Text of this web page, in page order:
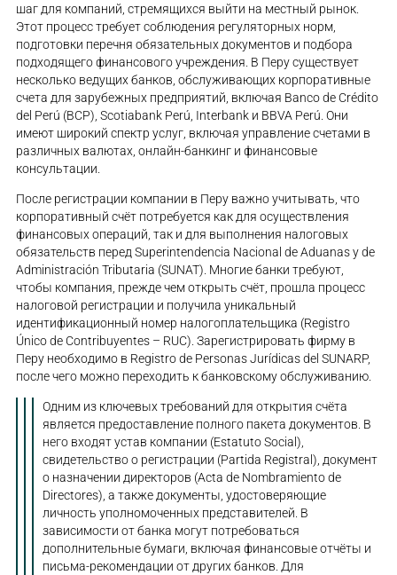
шаг для компаний, стремящихся выйти на местный рынок.
Этот процесс требует соблюдения регуляторных норм,
подготовки перечня обязательных документов и подбора
подходящего финансового учреждения. В Перу существует
несколько ведущих банков, обслуживающих корпоративные
счета для зарубежных предприятий, включая Banco de Crédito
del Perú (BCP), Scotiabank Perú, Interbank и BBVA Perú. Они
имеют широкий спектр услуг, включая управление счетами в
различных валютах, онлайн-банкинг и финансовые
консультации.
После регистрации компании в Перу важно учитывать, что
корпоративный счёт потребуется как для осуществления
финансовых операций, так и для выполнения налоговых
обязательств перед Superintendencia Nacional de Aduanas y de
Administración Tributaria (SUNAT). Многие банки требуют,
чтобы компания, прежде чем открыть счёт, прошла процесс
налоговой регистрации и получила уникальный
идентификационный номер налогоплательщика (Registro
Único de Contribuyentes – RUC). Зарегистрировать фирму в
Перу необходимо в Registro de Personas Jurídicas del SUNARP,
после чего можно переходить к банковскому обслуживанию.
Одним из ключевых требований для открытия счёта
является предоставление полного пакета документов. В
него входят устав компании (Estatuto Social),
свидетельство о регистрации (Partida Registral), документ
о назначении директоров (Acta de Nombramiento de
Directores), а также документы, удостоверяющие
личность уполномоченных представителей. В
зависимости от банка могут потребоваться
дополнительные бумаги, включая финансовые отчёты и
письма-рекомендации от других банков. Для